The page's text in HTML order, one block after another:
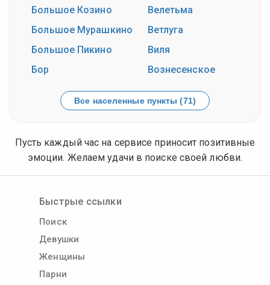
Большое Козино
Большое Мурашкино
Большое Пикино
Бор
Велетьма
Ветлуга
Виля
Вознесенское
Все населенные пункты (71)
Пусть каждый час на сервисе приносит позитивные
эмоции. Желаем удачи в поиске своей любви.
Быстрые ссылки
Поиск
Девушки
Женщины
Парни